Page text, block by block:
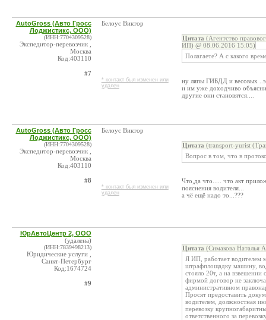
AutoGross (Авто Гросс
Лоджистикс, ООО)
(ИНН:7704309528)
Экспедитор-перевозчик ,
Москва
Код:403110
#7
Белоус Виктор
* контакт был изменен или
удален
Цитата (Агентство
ИП) @ 08.06.2016 15:05)
Полагаете? А с какого
ну ляпы ГИБДД и весовых
и им уже доходчиво
другие они становятся....
AutoGross (Авто Гросс
Лоджистикс, ООО)
(ИНН:7704309528)
Экспедитор-перевозчик ,
Москва
Код:403110
#8
Белоус Виктор
* контакт был изменен или
удален
Цитата (transport-yurist
Вопрос в том, что в
Что,да что..... что акт
пояснения водителя...
а чё ещё надо то...???
ЮрАвтоЦентр 2, ООО
(удалена)
(ИНН:7839498213)
Юридические услуги ,
Санкт-Петербург
Код:1674724
#9
Цитата (Симакова Наталья
Я ИП, работает водителем
штрафплощадку машину,
стояло 20т, а на взвешении
фирмой договор не
административном
Просят предоставить
водителем, должностная
перевозку
ответственного за